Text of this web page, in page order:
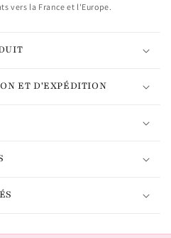
vers la France et l'Europe.
ET D'EXPÉDITION